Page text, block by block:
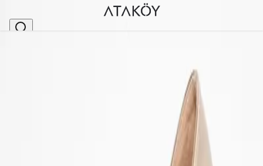
Kadın V Kesim Alçak Stiletto Topuklu Ayakkabı